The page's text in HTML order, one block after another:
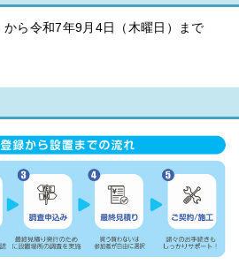
ら令和7年9月4日（木曜日）まで